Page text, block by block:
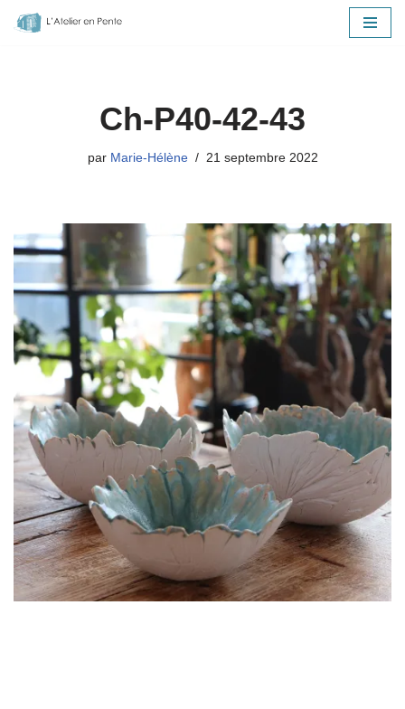
Ch-P40-42-43
par Marie-Hélène 21 septembre 2022